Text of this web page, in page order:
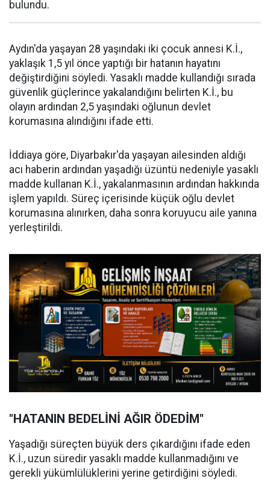
bulundu.
Aydın'da yaşayan 28 yaşındaki iki çocuk annesi K.İ.,
yaklaşık 1,5 yıl önce yaptığı bir hatanın hayatını
değiştirdiğini söyledi. Yasaklı madde kullandığı sırada
güvenlik güçlerince yakalandığını belirten K.İ., bu
olayın ardından 2,5 yaşındaki oğlunun devlet
korumasına alındığını ifade etti.
İddiaya göre, Diyarbakır'da yaşayan ailesinden aldığı
acı haberin ardından yaşadığı üzüntü nedeniyle yasaklı
madde kullanan K.İ., yakalanmasının ardından hakkında
işlem yapıldı. Süreç içerisinde küçük oğlu devlet
korumasına alınırken, daha sonra koruyucu aile yanına
yerleştirildi.
"HATANIN BEDELİNİ AĞIR ÖDEDİM"
Yaşadığı süreçten büyük ders çıkardığını ifade eden
K.İ., uzun süredir yasaklı madde kullanmadığını ve
gerekli yükümlülüklerini yerine getirdiğini söyledi.